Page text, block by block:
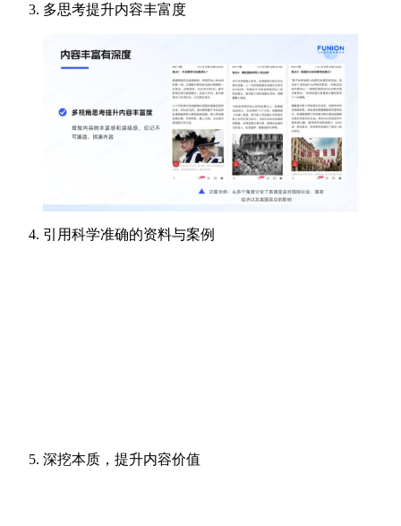
多思考提升内容丰富度
引用科学准确的资料与案例
深挖本质，提升内容价值